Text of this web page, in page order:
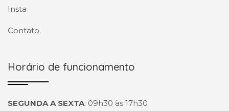
Insta
Contato
Horário de funcionamento
SEGUNDA A SEXTA: 09h30 às 17h30